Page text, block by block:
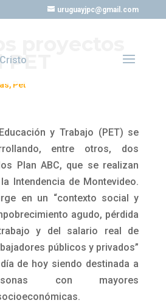
uruguayjpc@gmail.com
, Pet
y Trabajo (PET) se
entre otros, dos
Plan ABC, que se realizan
Intendencia de Montevideo.
en un “contexto social y
agudo, pérdida
y del salario real de
públicos y privados”
de hoy siendo destinada a
con mayores